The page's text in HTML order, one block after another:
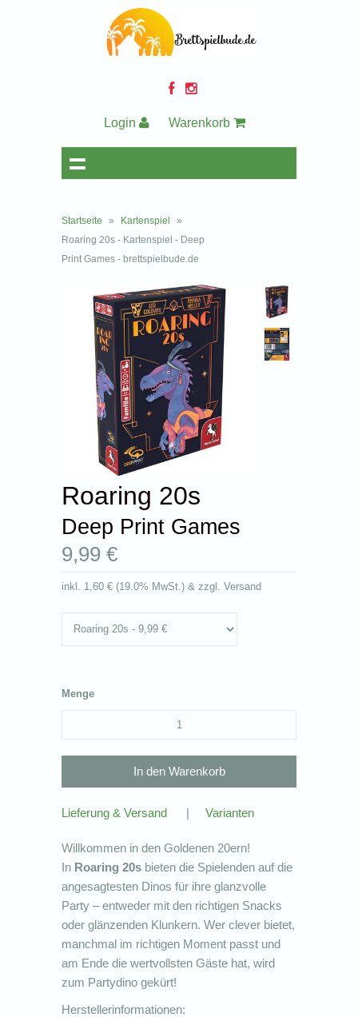
Login Warenkorb
Startseite » Kartenspiel
»
Roaring 20s - Kartenspiel - Deep
Print Games - brettspielbude.de
Roaring 20s
Deep Print Games
9,99 €
inkl. 1,60 € (19.0% MwSt.) & zzgl. Versand
Menge
Lieferung & Versand | Varianten
Willkommen in den Goldenen 20ern!
In Roaring 20s bieten die Spielenden auf die
angesagtesten Dinos für ihre glanzvolle
Party – entweder mit den richtigen Snacks
oder glänzenden Klunkern. Wer clever bietet,
manchmal im richtigen Moment passt und
am Ende die wertvollsten Gäste hat, wird
zum Partydino gekürt!
Herstellerinformationen: